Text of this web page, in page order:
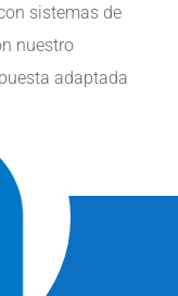
sistemas de
nuestro
adaptada